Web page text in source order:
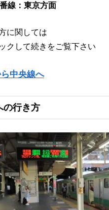
線：東京方面
に関しては
クして続きをご覧下さい
中央線へ
の行き方